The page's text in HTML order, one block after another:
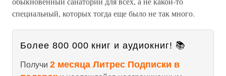
специальный, которых тогда еще было не так много.
Более 800 000 книг и аудиокниг! 📚
Получи 2 месяца Литрес Подписки в